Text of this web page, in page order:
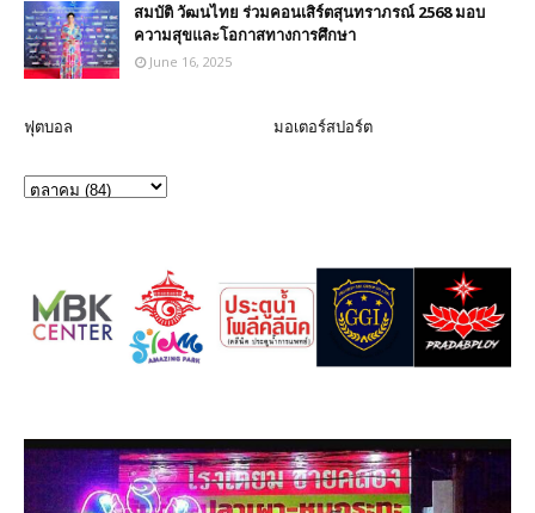
สมบัติ วัฒนไทย ร่วมคอนเสิร์ตสุนทราภรณ์ 2568 มอบ
ความสุขและโอกาสทางการศึกษา
June 16, 2025
ฟุตบอล มอเตอร์สปอร์ต